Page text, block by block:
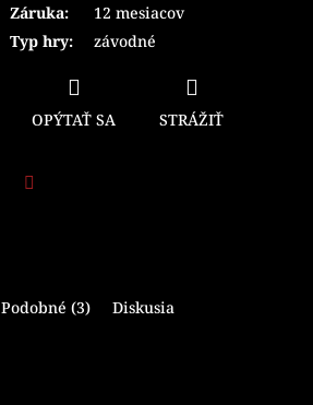
Záruka:
12 mesiacov
Typ hry: závodné
OPÝTAŤ SA STRÁŽIŤ
Podobné (3) Diskusia